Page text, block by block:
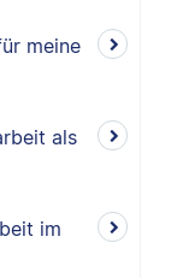
meine
als
im